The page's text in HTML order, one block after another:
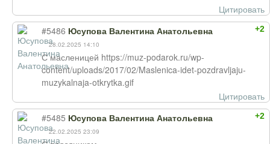
Цитировать
+2
#5486 Юсупова Валентина Анатольевна
28.02.2025 14:10
С масленицей https://muz-podarok.ru/wp-
content/uploads/2017/02/Maslenica-idet-pozdravljaju-
muzykalnaja-otkrytka.gif
Цитировать
+2
#5485 Юсупова Валентина Анатольевна
22.02.2025 23:09